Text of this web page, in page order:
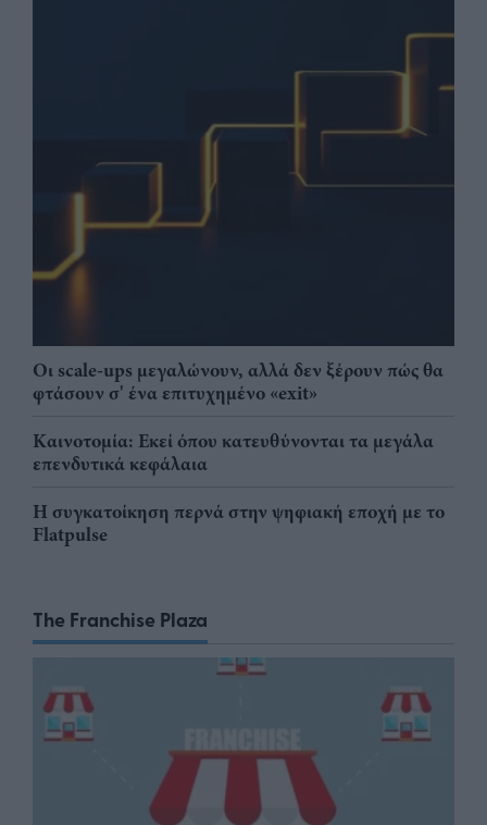
Οι scale-ups μεγαλώνουν, αλλά δεν ξέρουν πώς θα
φτάσουν σ' ένα επιτυχημένο «exit»
Καινοτομία: Εκεί όπου κατευθύνονται τα μεγάλα
επενδυτικά κεφάλαια
Η συγκατοίκηση περνά στην ψηφιακή εποχή με το
Flatpulse
The Franchise Plaza